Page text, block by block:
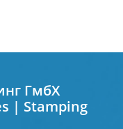
ГмбХ
| Stamping